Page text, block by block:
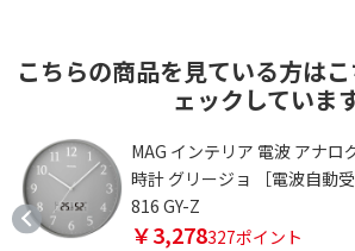
こちらの商品を見ている方は
ェックしていま
MAG インテリア 電波 アナロ
時計 グリージョ ［電波自動
816 GY-Z
￥3,278327ポイント